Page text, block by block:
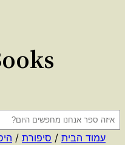
ח
י
עמוד הבית / סיפורת /